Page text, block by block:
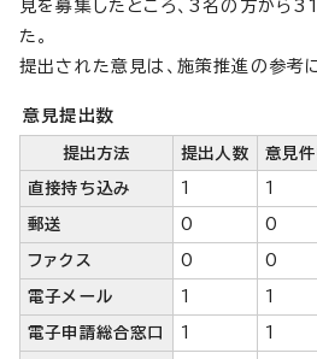
見を募集したところ、3名の方から
た。
提出された意見は、施策推進の参考
意見提出数
提出方法 提出人数 意見
直接持ち込み 1 1
郵送 0 0
ファクス 0 0
電子メール 1 1
電子申請総合窓口 1 1